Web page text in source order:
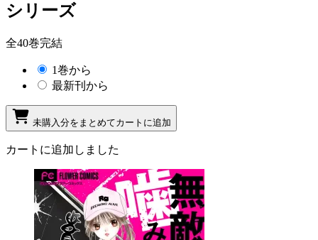
シリーズ
全40巻完結
1巻から
最新刊から
未購入分をまとめてカートに追加
カートに追加しました